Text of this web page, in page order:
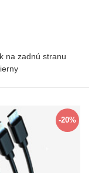
na zadnú stranu
-20%